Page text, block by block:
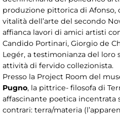
produzione pittorica di Afonso,
vitalità dell’arte del secondo
affianca lavori di amici artisti
Candido Portinari, Giorgio de
Legér, a testimonianza del loro
attività di fervido collezionista.
Presso la Project Room del
Pugno, la pittrice- filosofa di
affascinante poetica incentrata
contrari: terra/materia